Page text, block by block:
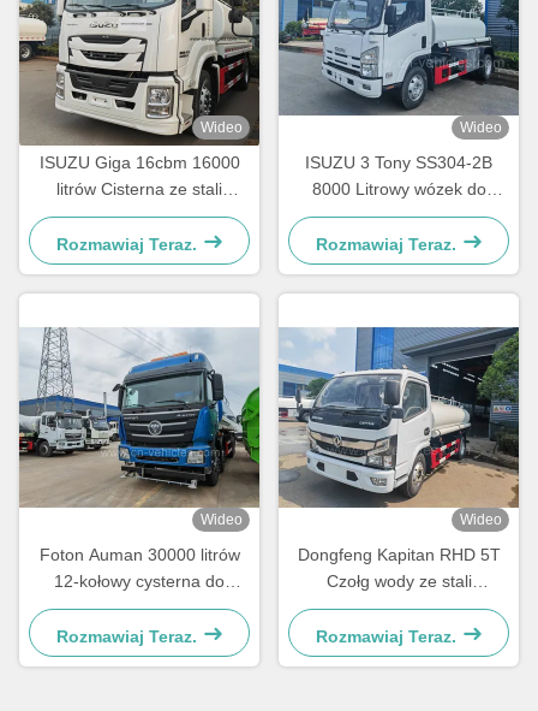
Wideo
ISUZU Giga 16cbm 16000
litrów Cisterna ze stali
nierdzewnej do transportu
wody pitnej
Rozmawiaj Teraz.
Wideo
ISUZU 3 Tony SS304-2B
8000 Litrowy wózek do
rozpylania wody
Rozmawiaj Teraz.
Wideo
Foton Auman 30000 litrów
12-kołowy cysterna do
dystrybucji wody SS304
Rozmawiaj Teraz.
Wideo
Dongfeng Kapitan RHD 5T
Czołg wody ze stali
nierdzewnej 8000 litrów
Rozmawiaj Teraz.